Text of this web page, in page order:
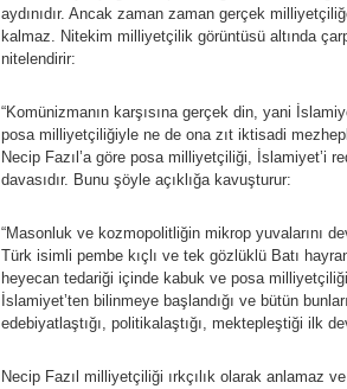
aydınıdır. Ancak zaman zaman gerçek
kalmaz. Nitekim milliyetçilik görüntüsü altında
nitelendirir:
“Komünizmanın karşısına gerçek din, yani
posa milliyetçiliğiyle ne de ona zıt iktisadi
Necip Fazıl’a göre posa milliyetçiliği, İslamiyet’i
davasıdır. Bunu şöyle açıklığa kavuşturur:
“Masonluk ve kozmopolitliğin mikrop yuvalarını
Türk isimli pembe kıçlı ve tek gözlüklü Batı
heyecan tedariği içinde kabuk ve posa
İslamiyet’ten bilinmeye başlandığı ve bütün
edebiyatlaştığı, politikalaştığı, mektepleştiği ilk
Necip Fazıl milliyetçiliği ırkçılık olarak anlamaz